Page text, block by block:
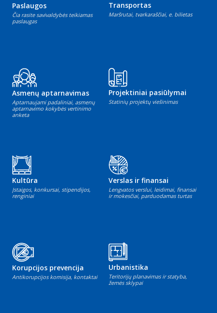
Paslaugos
Čia rasite savivaldybės teikiamas
paslaugas
Transportas
Maršrutai, tvarkaraščiai, e. bilietas
Asmenų aptarnavimas
Aptarnaujami padaliniai, asmenų
aptarnavimo kokybės vertinimo
anketa
Projektiniai pasiūlymai
Statinių projektų viešinimas
Kultūra
Įstaigos, konkursai, stipendijos,
renginiai
Verslas ir finansai
Lengvatos verslui, leidimai, finansai
ir mokesčiai, parduodamas turtas
Korupcijos prevencija
Antikorupcijos komisija, kontaktai
Urbanistika
Teritorijų planavimas ir statyba,
žemės sklypai